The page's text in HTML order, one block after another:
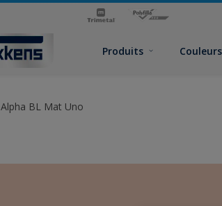
Produits Couleurs
Alpha BL Mat Uno